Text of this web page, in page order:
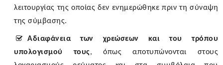
λειτουργίας της οποίας δεν ενημερώθηκε πριν τη σύναψη
της σύμβασης.
Αδιαφάνεια των χρεώσεων
και του τρόπου
υπολογισμού τους, όπως αποτυπώνονται στους